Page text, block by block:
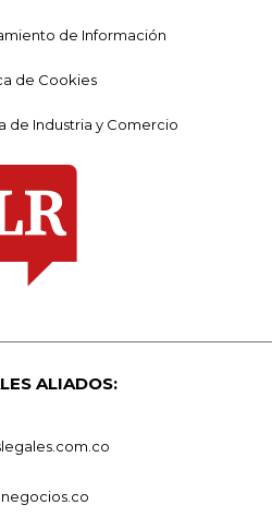
de Información
de Cookies
de Industria y Comercio
ALIADOS: